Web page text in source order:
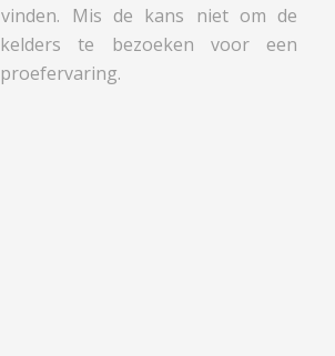
Mis de kans niet om de
kelders te bezoeken voor een